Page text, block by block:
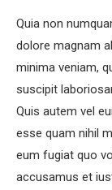
Quia non
dolore magnam
minima veniam,
suscipit
Quis autem vel
esse quam nihil
eum fugiat quo
accusamus et